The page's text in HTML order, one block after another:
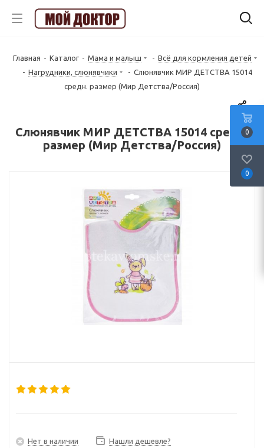
Главная - Каталог - Мама и малыш - Всё для кормления детей
- Нагрудники, слюнявчики - Слюнявчик МИР ДЕТСТВА 15014
средн. размер (Мир Детства/Россия)
Слюнявчик МИР ДЕТСТВА 15014 средн.
размер (Мир Детства/Россия)
Нет в наличии Нашли дешевле?
0
0